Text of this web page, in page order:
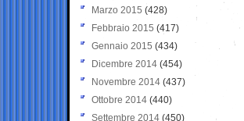
Marzo 2015 (428)
Febbraio 2015 (417)
Gennaio 2015 (434)
Dicembre 2014 (454)
Novembre 2014 (437)
Ottobre 2014 (440)
Settembre 2014 (450)